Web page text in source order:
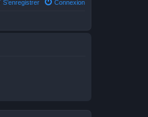
Connexion
S’enregistrer